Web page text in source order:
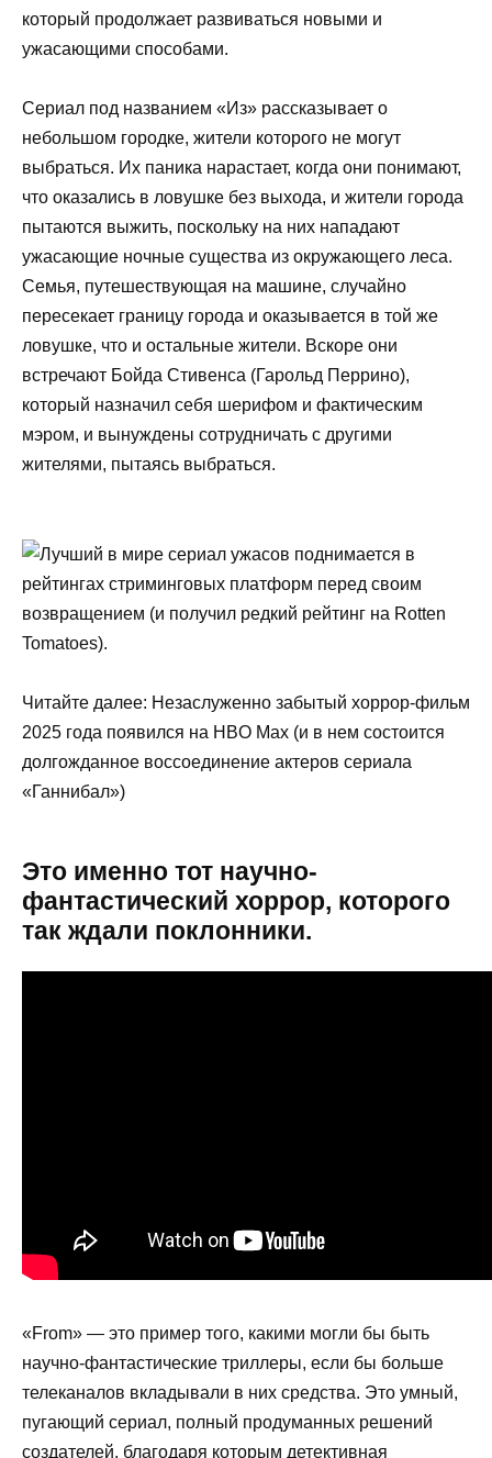
который продолжает развиваться новыми и
ужасающими способами.
Сериал под названием «Из» рассказывает о
небольшом городке, жители которого не могут
выбраться. Их паника нарастает, когда они понимают,
что оказались в ловушке без выхода, и жители города
пытаются выжить, поскольку на них нападают
ужасающие ночные существа из окружающего леса.
Семья, путешествующая на машине, случайно
пересекает границу города и оказывается в той же
ловушке, что и остальные жители. Вскоре они
встречают Бойда Стивенса (Гарольд Перрино),
который назначил себя шерифом и фактическим
мэром, и вынуждены сотрудничать с другими
жителями, пытаясь выбраться.
Читайте далее: Незаслуженно забытый хоррор-фильм
2025 года появился на HBO Max (и в нем состоится
долгожданное воссоединение актеров сериала
«Ганнибал»)
Это именно тот научно-
фантастический хоррор, которого
так ждали поклонники.
«From» — это пример того, какими могли бы быть
научно-фантастические триллеры, если бы больше
телеканалов вкладывали в них средства. Это умный,
пугающий сериал, полный продуманных решений
создателей, благодаря которым детективная